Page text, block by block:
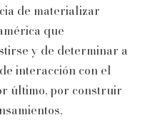
de materializar
que
y de determinar a
interacción con el
último, por construir